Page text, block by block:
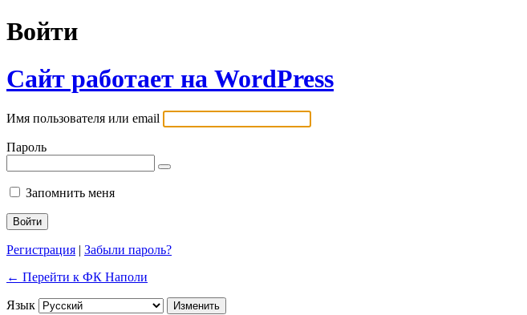
Войти
Сайт работает на WordPress
Имя пользователя или email
Пароль
Запомнить меня
Регистрация | Забыли пароль?
← Перейти к ФК Наполи
Язык